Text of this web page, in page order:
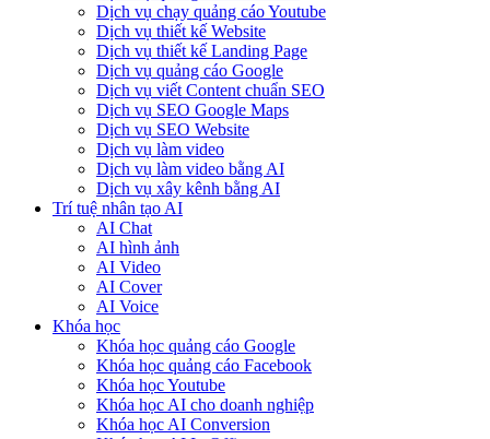
Dịch vụ chạy quảng cáo Youtube
Dịch vụ thiết kế Website
Dịch vụ thiết kế Landing Page
Dịch vụ quảng cáo Google
Dịch vụ viết Content chuẩn SEO
Dịch vụ SEO Google Maps
Dịch vụ SEO Website
Dịch vụ làm video
Dịch vụ làm video bằng AI
Dịch vụ xây kênh bằng AI
Trí tuệ nhân tạo AI
AI Chat
AI hình ảnh
AI Video
AI Cover
AI Voice
Khóa học
Khóa học quảng cáo Google
Khóa học quảng cáo Facebook
Khóa học Youtube
Khóa học AI cho doanh nghiệp
Khóa học AI Conversion